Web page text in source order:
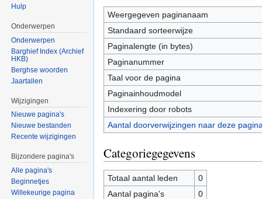
Weergegeven paginanaam
Standaard sorteerwijze
Paginalengte (in bytes)
Paginanummer
Taal voor de pagina
Paginainhoudmodel
Indexering door robots
Aantal doorverwijzingen naar deze
Categoriegegevens
Totaal aantal leden
0
Aantal pagina's
0
Hulp
Onderwerpen
Onderwerpen
Barghief Index (Archief
HKB)
Berghse woorden
Jaartallen
Wijzigingen
Nieuwe pagina's
Nieuwe bestanden
Recente wijzigingen
Bijzondere pagina's
Alle pagina's
Beginnetjes
Willekeurige pagina